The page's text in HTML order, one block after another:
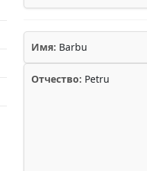
Имя: Barbu
Отчество: Petru